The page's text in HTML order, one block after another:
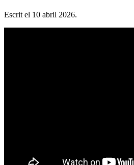
Escrit el 10 abril 2026.